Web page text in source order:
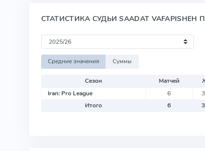
СТАТИСТИКА СУДЬИ SAADAT VAFAPISHEH
Средние значения Суммы
Сезон Матчей
Iran: Pro League
6
Итого
6